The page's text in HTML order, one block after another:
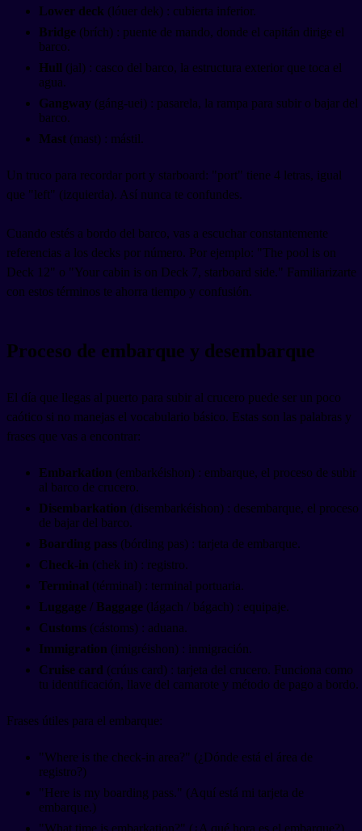
Lower deck (lóuer dek) : cubierta inferior.
Bridge (brích) : puente de mando, donde el capitán dirige el
barco.
Hull (jal) : casco del barco, la estructura exterior que toca el
agua.
Gangway (gáng-uei) : pasarela, la rampa para subir o bajar del
barco.
Mast (mast) : mástil.
Un truco para recordar port y starboard: "port" tiene 4 letras, igual
que "left" (izquierda). Así nunca te confundes.
Cuando estés a bordo del barco, vas a escuchar constantemente
referencias a los decks por número. Por ejemplo: "The pool is on
Deck 12" o "Your cabin is on Deck 7, starboard side." Familiarizarte
con estos términos te ahorra tiempo y confusión.
Proceso de embarque y desembarque
El día que llegas al puerto para subir al crucero puede ser un poco
caótico si no manejas el vocabulario básico. Estas son las palabras y
frases que vas a encontrar:
Embarkation (embarkéishon) : embarque, el proceso de subir
al barco de crucero.
Disembarkation (disembarkéishon) : desembarque, el proceso
de bajar del barco.
Boarding pass (bórding pas) : tarjeta de embarque.
Check-in (chek in) : registro.
Terminal (términal) : terminal portuaria.
Luggage / Baggage (lágach / bágach) : equipaje.
Customs (cástoms) : aduana.
Immigration (imigréishon) : inmigración.
Cruise card (crúus card) : tarjeta del crucero. Funciona como
tu identificación, llave del camarote y método de pago a bordo.
Frases útiles para el embarque:
"Where is the check-in area?" (¿Dónde está el área de
registro?)
"Here is my boarding pass." (Aquí está mi tarjeta de
embarque.)